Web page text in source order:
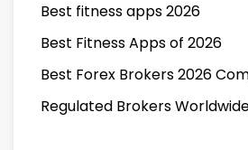
Best fitness apps 2026
Best Fitness Apps of 2026
Best Forex Brokers 2026
Regulated Brokers